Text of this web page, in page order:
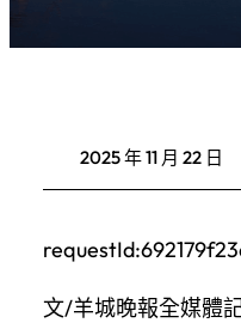
2025 年 11 月 22 日
文/羊城晚報全媒體